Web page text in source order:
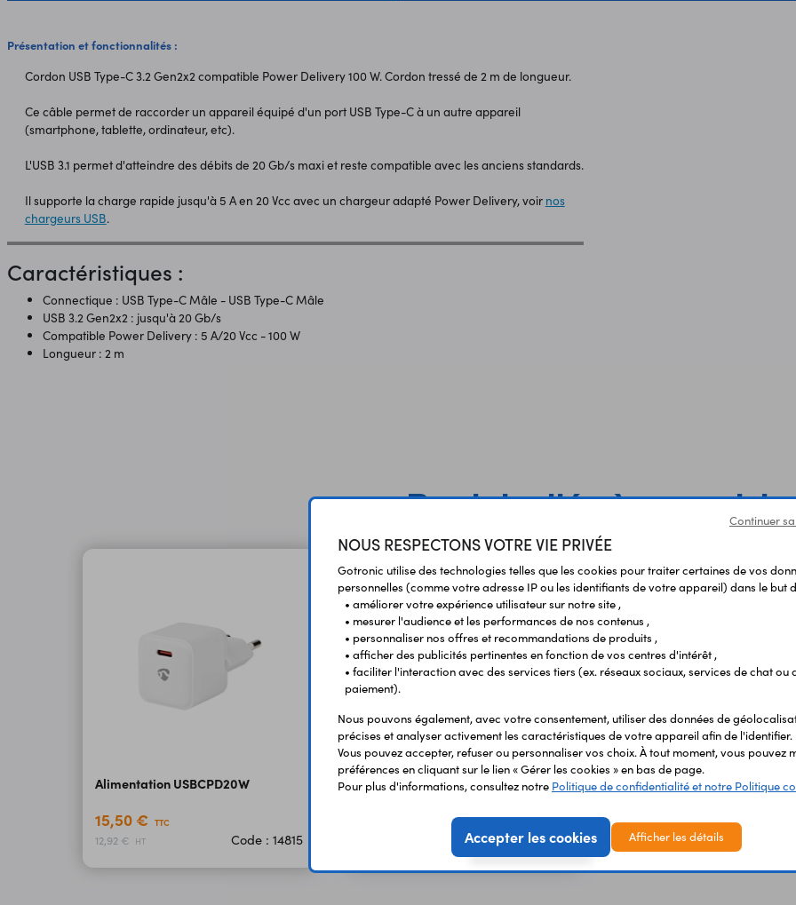
Présentation et fonctionnalités :
Cordon USB Type-C 3.2 Gen2x2 compatible Power Delivery 100 W. Cordon tressé de 2 m de longueur.
Ce câble permet de raccorder un appareil équipé d'un port USB Type-C à un autre appareil
(smartphone, tablette, ordinateur, etc).
L'USB 3.1 permet d'atteindre des débits de 20 Gb/s maxi et reste compatible avec les anciens standards.
Il supporte la charge rapide jusqu'à 5 A en 20 Vcc avec un chargeur adapté Power Delivery, voir nos
chargeurs USB.
Caractéristiques :
Connectique : USB Type-C Mâle - USB Type-C Mâle
USB 3.2 Gen2x2 : jusqu'à 20 Gb/s
Compatible Power Delivery : 5 A/20 Vcc - 100 W
Longueur : 2 m
Produits liés à cet article
Alimentation USBCPD20W
15,50 € TTC
12,92 € HT Code : 14815
Alimentation USBCPD65W
Code : 14817
Continuer
NOUS RESPECTONS VOTRE VIE PRIVÉE
Gotronic utilise des technologies telles que les cookies pour traiter certaines de vos
personnelles (comme votre adresse IP ou les identifiants de votre appareil) dans le but
• améliorer votre expérience utilisateur sur notre site ,
• mesurer l'audience et les performances de nos contenus ,
• personnaliser nos offres et recommandations de produits ,
• afficher des publicités pertinentes en fonction de vos centres d'intérêt ,
• faciliter l'interaction avec des services tiers (ex. réseaux sociaux, services de chat ou
paiement).
Nous pouvons également, avec votre consentement, utiliser des données de
précises et analyser activement les caractéristiques de votre appareil afin de l'identifier.
Vous pouvez accepter, refuser ou personnaliser vos choix. À tout moment, vous pouvez
préférences en cliquant sur le lien « Gérer les cookies » en bas de page.
Pour plus d'informations, consultez notre Politique de confidentialité et notre Politique
Accepter les cookies Afficher les détails